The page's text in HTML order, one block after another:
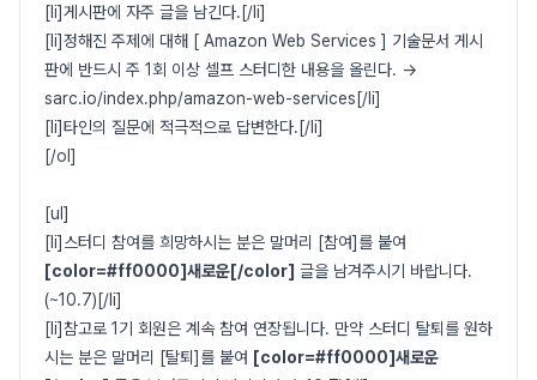
[li]게시판에 자주 글을 남긴다.[/li]
[li]정해진 주제에 대해 [ Amazon Web Services ] 기술문서 게시
판에 반드시 주 1회 이상 셀프 스터디한 내용을 올린다. ->
sarc.io/index.php/amazon-web-services[/li]
[li]타인의 질문에 적극적으로 답변한다.[/li]
[/ol]
[ul]
[li]스터디 참여를 희망하시는 분은 말머리 [참여]를 붙여
[color=#ff0000]새로운[/color] 글을 남겨주시기 바랍니다.
(~10.7)[/li]
[li]참고로 1기 회원은 계속 참여 연장됩니다. 만약 스터디 탈퇴를 원하
시는 분은 말머리 [탈퇴]를 붙여 [color=#ff0000]새로운